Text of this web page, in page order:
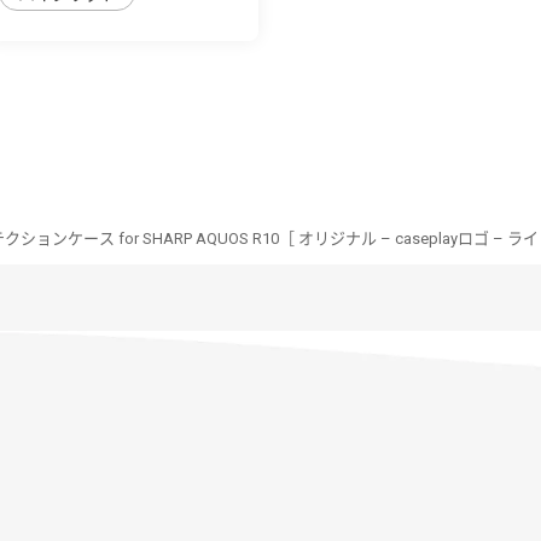
ションケース for SHARP AQUOS R10［ オリジナル – caseplayロゴ – ライ